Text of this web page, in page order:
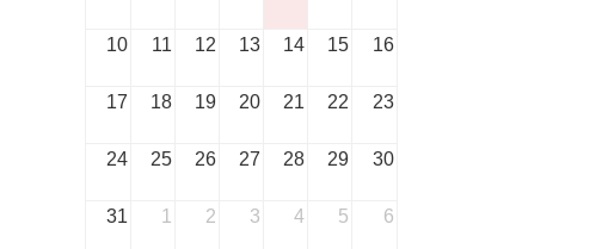
10 11 12 13 14 15 16
17 18 19 20 21 22 23
24 25 26 27 28 29 30
31 1 2 3 4 5 6